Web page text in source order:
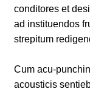
conditores et
ad instituendos
strepitum
Cum acu-
acousticis